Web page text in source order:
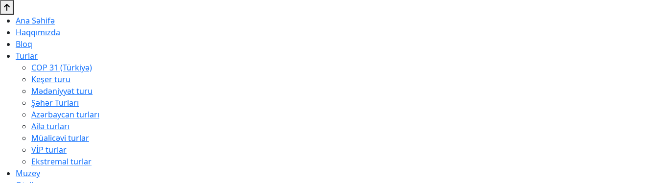
Ana Səhifə
Haqqımızda
Bloq
Turlar
COP 31 (Türkiyə)
Keşer turu
Mədəniyyət turu
Şəhər Turları
Azərbaycan turları
Ailə turları
Müalicəvi turlar
VİP turlar
Ekstremal turlar
Muzey